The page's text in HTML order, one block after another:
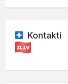
Kontakti